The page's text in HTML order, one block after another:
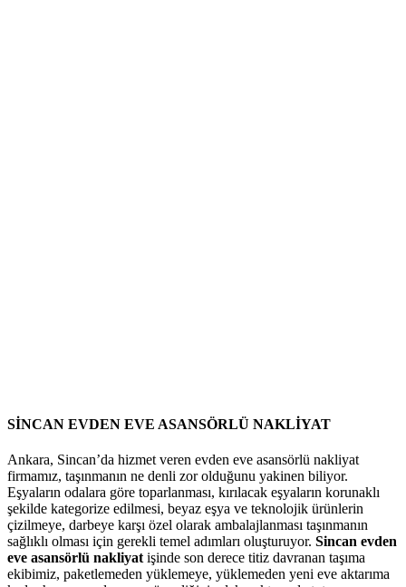
SİNCAN EVDEN EVE ASANSÖRLÜ NAKLİYAT
Ankara, Sincan’da hizmet veren evden eve asansörlü nakliyat
firmamız, taşınmanın ne denli zor olduğunu yakinen biliyor.
Eşyaların odalara göre toparlanması, kırılacak eşyaların korunaklı
şekilde kategorize edilmesi, beyaz eşya ve teknolojik ürünlerin
çizilmeye, darbeye karşı özel olarak ambalajlanması taşınmanın
sağlıklı olması için gerekli temel adımları oluşturuyor. Sincan evden
eve asansörlü nakliyat işinde son derece titiz davranan taşıma
ekibimiz, paketlemeden yüklemeye, yüklemeden yeni eve aktarıma